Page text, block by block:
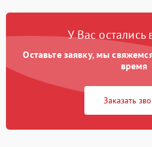
У Вас остались
Оставьте заявку, мы
время
Заказать